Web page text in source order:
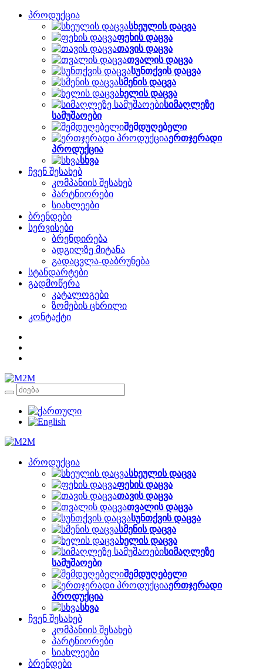
პროდუქცია
სხეულის დაცვა
ფეხის დაცვა
თავის დაცვა
თვალის დაცვა
სუნთქვის დაცვა
სმენის დაცვა
ხელის დაცვა
სიმაღლეზე
სამუშაოები
შემდუღებელი
ერთჯერადი
პროდუქცია
სხვა
ჩვენ შესახებ
კომპანიის შესახებ
პარტნიორები
სიახლეები
ბრენდები
სერვისები
ბრენდირება
ადგილზე მიტანა
გადაცვლა-დაბრუნება
სტანდარტები
გადმოწერა
კატალოგები
ზომების ცხრილი
კონტაქტი
პროდუქცია
სხეულის დაცვა
ფეხის დაცვა
თავის დაცვა
თვალის დაცვა
სუნთქვის დაცვა
სმენის დაცვა
ხელის დაცვა
სიმაღლეზე
სამუშაოები
შემდუღებელი
ერთჯერადი
პროდუქცია
სხვა
ჩვენ შესახებ
კომპანიის შესახებ
პარტნიორები
სიახლეები
ბრენდები